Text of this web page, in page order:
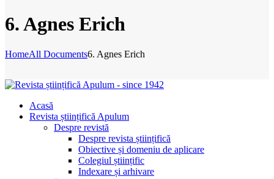
6. Agnes Erich
HomeAll Documents6. Agnes Erich
Acasă
Revista științifică Apulum
Despre revistă
Despre revista științifică
Obiective și domeniu de aplicare
Colegiul științific
Indexare și arhivare